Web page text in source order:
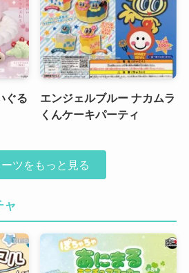
ぐる
エンジェルブルー ナカムラ
くんケーキパーティ
ツをもっと見る
ャ